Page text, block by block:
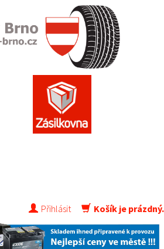
Přihlásit Košík je prázdný.